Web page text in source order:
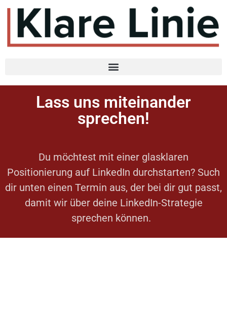
Lass uns miteinander
sprechen!
Du möchtest mit einer glasklaren
Positionierung auf LinkedIn durchstarten? Such
dir unten einen Termin aus, der bei dir gut passt,
damit wir über deine LinkedIn-Strategie
sprechen können.